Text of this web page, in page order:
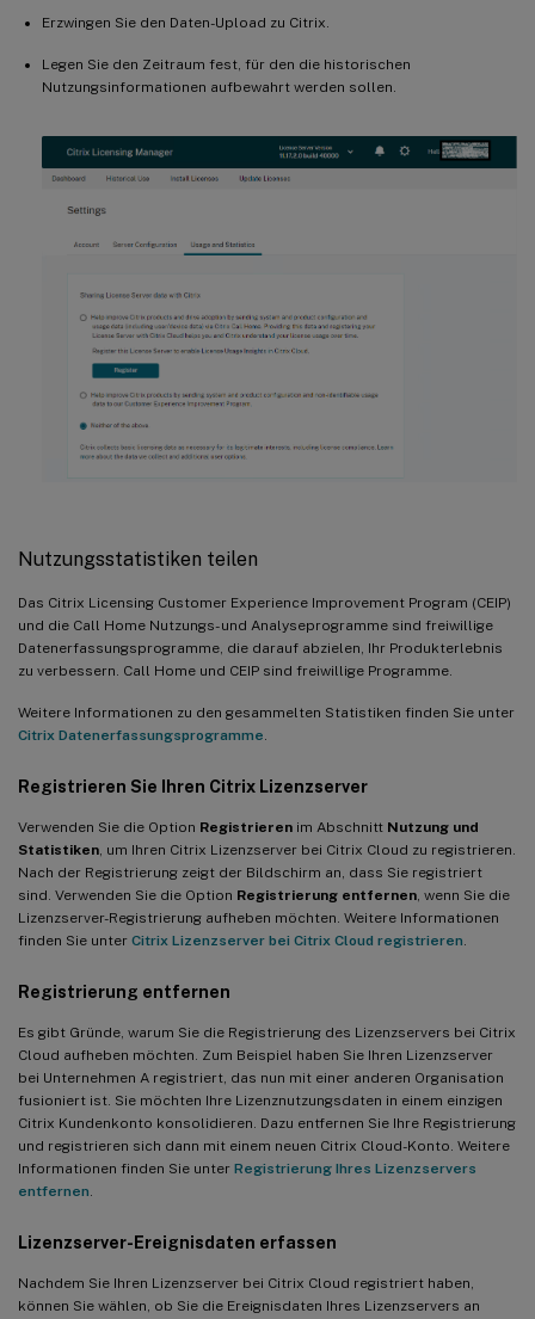
Erzwingen Sie den Daten-Upload zu Citrix.
Legen Sie den Zeitraum fest, für den die historischen
Nutzungsinformationen aufbewahrt werden sollen.
Nutzungsstatistiken teilen
Das Citrix Licensing Customer Experience Improvement Program (CEIP)
und die Call Home Nutzungs- und Analyseprogramme sind freiwillige
Datenerfassungsprogramme, die darauf abzielen, Ihr Produkterlebnis
zu verbessern. Call Home und CEIP sind freiwillige Programme.
Weitere Informationen zu den gesammelten Statistiken finden Sie unter
Citrix Datenerfassungsprogramme.
Registrieren Sie Ihren Citrix Lizenzserver
Verwenden Sie die Option Registrieren im Abschnitt Nutzung und
Statistiken, um Ihren Citrix Lizenzserver bei Citrix Cloud zu registrieren.
Nach der Registrierung zeigt der Bildschirm an, dass Sie registriert
sind. Verwenden Sie die Option Registrierung entfernen, wenn Sie die
Lizenzserver-Registrierung aufheben möchten. Weitere Informationen
finden Sie unter Citrix Lizenzserver bei Citrix Cloud registrieren.
Registrierung entfernen
Es gibt Gründe, warum Sie die Registrierung des Lizenzservers bei Citrix
Cloud aufheben möchten. Zum Beispiel haben Sie Ihren Lizenzserver
bei Unternehmen A registriert, das nun mit einer anderen Organisation
fusioniert ist. Sie möchten Ihre Lizenznutzungsdaten in einem einzigen
Citrix Kundenkonto konsolidieren. Dazu entfernen Sie Ihre Registrierung
und registrieren sich dann mit einem neuen Citrix Cloud-Konto. Weitere
Informationen finden Sie unter Registrierung Ihres Lizenzservers
entfernen.
Lizenzserver-Ereignisdaten erfassen
Nachdem Sie Ihren Lizenzserver bei Citrix Cloud registriert haben,
können Sie wählen, ob Sie die Ereignisdaten Ihres Lizenzservers an